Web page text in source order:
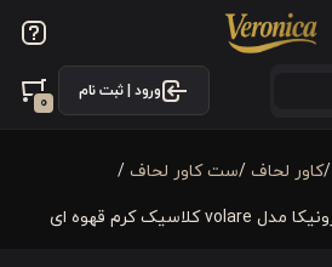
ورود | ثبت نام
0
/کاور لحاف /ست کاور لحاف /